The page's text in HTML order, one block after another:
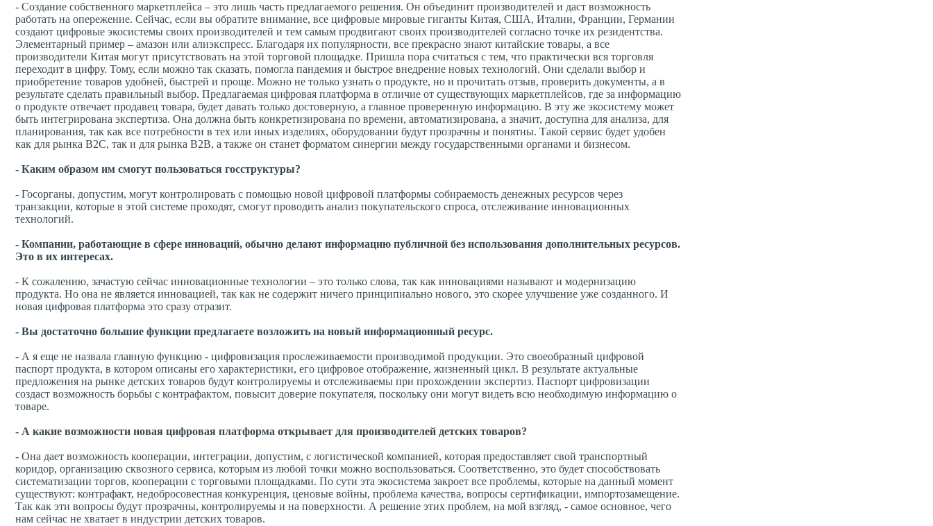
- Создание собственного маркетплейса – это лишь часть предлагаемого решения. Он объединит производителей и даст возможность
работать на опережение. Сейчас, если вы обратите внимание, все цифровые мировые гиганты Китая, США, Италии, Франции, Германии
создают цифровые экосистемы своих производителей и тем самым продвигают своих производителей согласно точке их резидентства.
Элементарный пример – амазон или алиэкспресс. Благодаря их популярности, все прекрасно знают китайские товары, а все
производители Китая могут присутствовать на этой торговой площадке. Пришла пора считаться с тем, что практически вся торговля
переходит в цифру. Тому, если можно так сказать, помогла пандемия и быстрое внедрение новых технологий. Они сделали выбор и
приобретение товаров удобней, быстрей и проще. Можно не только узнать о продукте, но и прочитать отзыв, проверить документы, а в
результате сделать правильный выбор. Предлагаемая цифровая платформа в отличие от существующих маркетплейсов, где за информацию
о продукте отвечает продавец товара, будет давать только достоверную, а главное проверенную информацию. В эту же экосистему может
быть интегрирована экспертиза. Она должна быть конкретизирована по времени, автоматизирована, а значит, доступна для анализа, для
планирования, так как все потребности в тех или иных изделиях, оборудовании будут прозрачны и понятны. Такой сервис будет удобен
как для рынка B2C, так и для рынка B2B, а также он станет форматом синергии между государственными органами и бизнесом.
- Каким образом им смогут пользоваться госструктуры?
- Госорганы, допустим, могут контролировать с помощью новой цифровой платформы собираемость денежных ресурсов через
транзакции, которые в этой системе проходят, смогут проводить анализ покупательского спроса, отслеживание инновационных
технологий.
- Компании, работающие в сфере инноваций, обычно делают информацию публичной без использования дополнительных ресурсов.
Это в их интересах.
- К сожалению, зачастую сейчас инновационные технологии – это только слова, так как инновациями называют и модернизацию
продукта. Но она не является инновацией, так как не содержит ничего принципиально нового, это скорее улучшение уже созданного. И
новая цифровая платформа это сразу отразит.
- Вы достаточно большие функции предлагаете возложить на новый информационный ресурс.
- А я еще не назвала главную функцию - цифровизация прослеживаемости производимой продукции. Это своеобразный цифровой
паспорт продукта, в котором описаны его характеристики, его цифровое отображение, жизненный цикл. В результате актуальные
предложения на рынке детских товаров будут контролируемы и отслеживаемы при прохождении экспертиз. Паспорт цифровизации
создаст возможность борьбы с контрафактом, повысит доверие покупателя, поскольку они могут видеть всю необходимую информацию о
товаре.
- А какие возможности новая цифровая платформа открывает для производителей детских товаров?
- Она дает возможность кооперации, интеграции, допустим, с логистической компанией, которая предоставляет свой транспортный
коридор, организацию сквозного сервиса, которым из любой точки можно воспользоваться. Соответственно, это будет способствовать
систематизации торгов, кооперации с торговыми площадками. По сути эта экосистема закроет все проблемы, которые на данный момент
существуют: контрафакт, недобросовестная конкуренция, ценовые войны, проблема качества, вопросы сертификации, импортозамещение.
Так как эти вопросы будут прозрачны, контролируемы и на поверхности. А решение этих проблем, на мой взгляд, - самое основное, чего
нам сейчас не хватает в индустрии детских товаров.